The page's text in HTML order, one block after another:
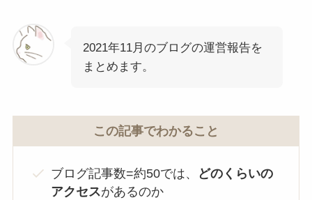
2021年11月のブログの運営報告を
まとめます。
この記事でわかること
ブログ記事数=約50では、
どのくらいの
アクセスがあるのか